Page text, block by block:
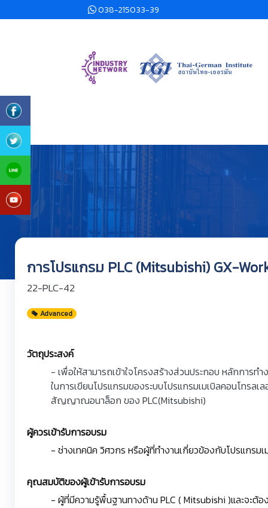
038-215033-39
การโปรแกรม PLC (Mitsubishi) GX-
22-PLC-42
Advanced
วัตถุประสงค์
- เพื่อให้สามารถเข้าใจโครงสร้างส่วนประกอบ หลักการท
ในการเขียนโปรแกรมของระบบโปรแกรมเมเบิลคอนโทรลเ
สัญญาณอนาล็อก ของ PLC(Mitsubishi)
ผู้ควรเข้ารับการอบรม
- ช่างเทคนิค วิศวกร หรือผู้ที่ทำงานเกี่ยวข้องกับโปรแกรมเ
คุณสมบัติของผู้เข้ารับการอบรม
- ผู้ที่มีความรู้พื้นฐานทางด้าน PLC ( Mitsubishi )และจะต้